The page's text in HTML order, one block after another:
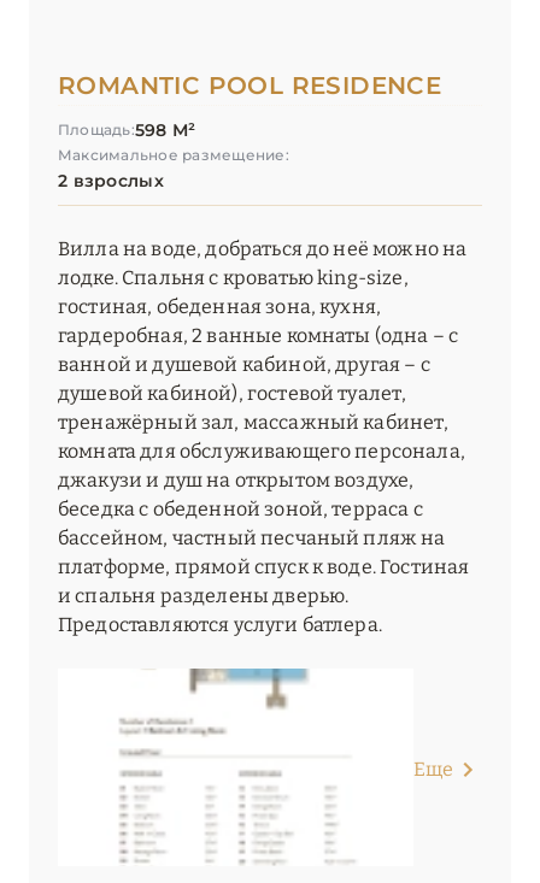
ROMANTIC POOL RESIDENCE
Площадь:598 М²
Максимальное размещение:
2 взрослых
Вилла на воде, добраться до неё можно на
лодке. Спальня с кроватью king-size,
гостиная, обеденная зона, кухня,
гардеробная, 2 ванные комнаты (одна – с
ванной и душевой кабиной, другая – с
душевой кабиной), гостевой туалет,
тренажёрный зал, массажный кабинет,
комната для обслуживающего персонала,
джакузи и душ на открытом воздухе,
беседка с обеденной зоной, терраса с
бассейном, частный песчаный пляж на
платформе, прямой спуск к воде. Гостиная
и спальня разделены дверью.
Предоставляются услуги батлера.
Еще